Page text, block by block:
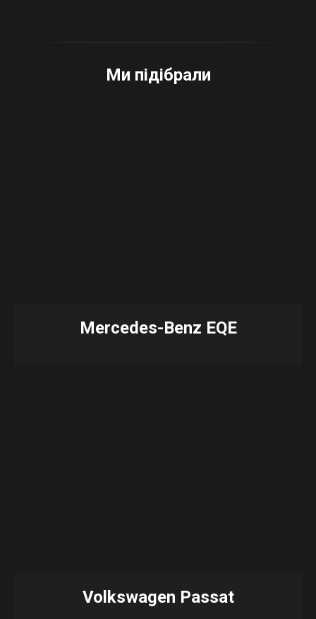
Ми підібрали
Mercedes-Benz EQE
Volkswagen Passat